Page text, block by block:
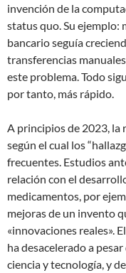
invención de la
status quo. Su ejemplo:
bancario seguía
transferencias
este problema. Todo
por tanto, más rápido.
A principios de 2023,
según el cual los
frecuentes. Estudios
relación con el
medicamentos, por
mejoras de un invento
«innovaciones reales».
ha desacelerado a
ciencia y tecnología, y